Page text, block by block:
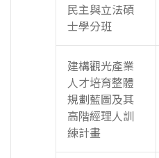
民主與立法碩
士學分班
建構觀光產業
人才培育整體
規劃藍圖及其
高階經理人訓
練計畫